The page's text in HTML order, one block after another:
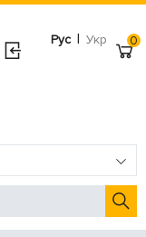
Рус | Укр 0